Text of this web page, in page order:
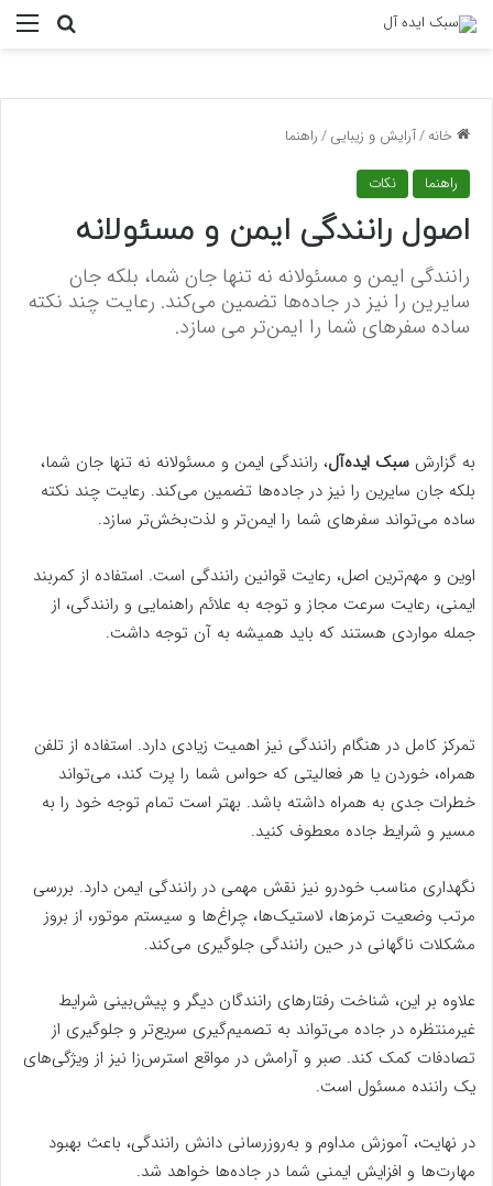
خانه/آرایش و زیبایی/راهنما
راهنما نکات
اصول رانندگی ایمن و مسئولانه
رانندگی ایمن و مسئولانه نه تنها جان شما، بلکه جان
سایرین را نیز در جاده‌ها تضمین می‌کند. رعایت چند نکته
ساده سفرهای شما را ایمن‌تر می سازد.
به گزارش سبک ایده‌آل، رانندگی ایمن و مسئولانه نه تنها جان شما،
بلکه جان سایرین را نیز در جاده‌ها تضمین می‌کند. رعایت چند نکته
ساده می‌تواند سفرهای شما را ایمن‌تر و لذت‌بخش‌تر سازد.
اوین و مهم‌ترین اصل، رعایت قوانین رانندگی است. استفاده از کمربند
ایمنی، رعایت سرعت مجاز و توجه به علائم راهنمایی و رانندگی، از
جمله مواردی هستند که باید همیشه به آن توجه داشت.
تمرکز کامل در هنگام رانندگی نیز اهمیت زیادی دارد. استفاده از تلفن
همراه، خوردن یا هر فعالیتی که حواس شما را پرت کند، می‌تواند
خطرات جدی به همراه داشته باشد. بهتر است تمام توجه خود را به
مسیر و شرایط جاده معطوف کنید.
نگهداری مناسب خودرو نیز نقش مهمی در رانندگی ایمن دارد. بررسی
مرتب وضعیت ترمزها، لاستیک‌ها، چراغ‌ها و سیستم موتور، از بروز
مشکلات ناگهانی در حین رانندگی جلوگیری می‌کند.
علاوه بر این، شناخت رفتارهای رانندگان دیگر و پیش‌بینی شرایط
غیرمنتظره در جاده می‌تواند به تصمیم‌گیری سریع‌تر و جلوگیری از
تصادفات کمک کند. صبر و آرامش در مواقع استرس‌زا نیز از ویژگی‌های
یک راننده مسئول است.
در نهایت، آموزش مداوم و به‌روزرسانی دانش رانندگی، باعث بهبود
مهارت‌ها و افزایش ایمنی شما در جاده‌ها خواهد شد.